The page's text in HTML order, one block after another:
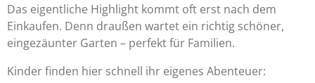
Das eigentliche Highlight kommt oft erst nach dem
Einkaufen. Denn draußen wartet ein richtig schöner,
eingezäunter Garten – perfekt für Familien.
Kinder finden hier schnell ihr eigenes Abenteuer: